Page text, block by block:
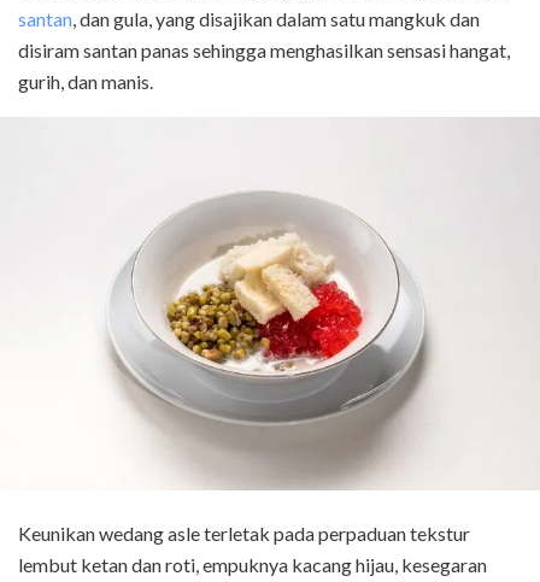
santan, dan gula, yang disajikan dalam satu mangkuk dan
disiram santan panas sehingga menghasilkan sensasi hangat,
gurih, dan manis.
Keunikan wedang asle terletak pada perpaduan tekstur
lembut ketan dan roti, empuknya kacang hijau, kesegaran